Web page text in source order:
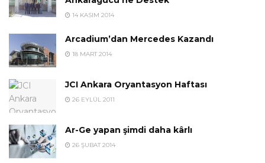
14 KASIM 2014
Arcadium’dan Mercedes Kazandı
18 MART 2014
JCI Ankara Oryantasyon Haftası
26 EYLÜL 2011
Ar-Ge yapan şimdi daha kârlı
26 ŞUBAT 2014